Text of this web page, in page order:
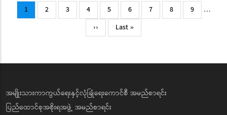
Pagination
Current
page
1 Page
2 Page
3 Page
4 Page
5 Page
6 Page
7 Page
8 Page
9
…
Next
page
››
Last
page
Last »
အမျိုးသားကာကွယ်ရေးနှင့်လုံခြုံရေးကောင်စီ အမည်စာရင်း
ပြည်ထောင်စုအစိုးရအဖွဲ့ အမည်စာရင်း